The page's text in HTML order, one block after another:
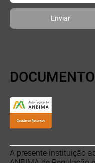
Enviar
A presente instituição